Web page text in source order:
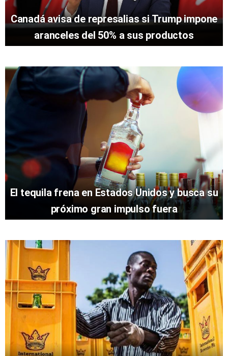
Canadá avisa de represalias si Trump impone
aranceles del 50% a sus productos
El tequila frena en Estados Unidos y busca su
próximo gran impulso fuera